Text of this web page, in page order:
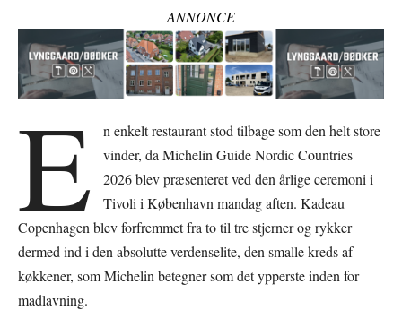
ANNONCE
E
n enkelt restaurant stod tilbage som den helt store
vinder, da Michelin Guide Nordic Countries
2026 blev præsenteret ved den årlige ceremoni i
Tivoli i København mandag aften. Kadeau
Copenhagen blev forfremmet fra to til tre stjerner og rykker
dermed ind i den absolutte verdenselite, den smalle kreds af
køkkener, som Michelin betegner som det ypperste inden for
madlavning.